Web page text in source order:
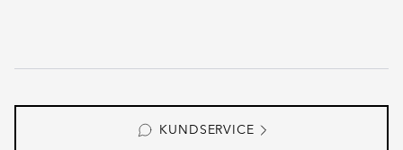
KUNDSERVICE